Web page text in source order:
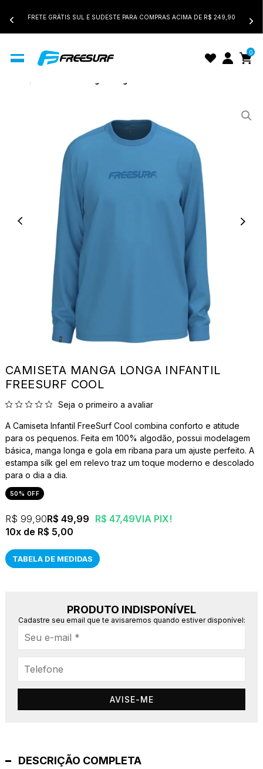
FRETE GRÁTIS SUL E SUDESTE PARA COMPRAS ACIMA DE R$ 249,90
0
CAMISETA MANGA LONGA INFANTIL
FREESURF COOL
Seja o primeiro a avaliar
A Camiseta Infantil FreeSurf Cool combina conforto e atitude
para os pequenos. Feita em 100% algodão, possui modelagem
básica, manga longa e gola em ribana para um ajuste perfeito. A
estampa silk gel em relevo traz um toque moderno e descolado
para o dia a dia.
50% OFF
R$ 47,49VIA PIX!
R$ 99,90R$ 49,99
10x
R$ 5,00
TABELA DE MEDIDAS
PRODUTO INDISPONÍVEL
Cadastre seu email que te avisaremos quando estiver disponível:
AVISE-ME
DESCRIÇÃO COMPLETA